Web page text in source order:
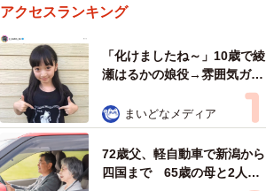
アクセスランキング
「化けましたね～」10歳で綾
瀬はるかの娘役→雰囲気ガラ
リの18歳に成長 「メイクで
雰囲気が」「宝塚に入れそ
う」
まいどなメディア
72歳父、軽自動車で新潟から
四国まで 65歳の母と2人で